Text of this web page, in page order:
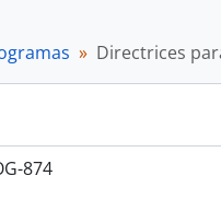
Directrices
874